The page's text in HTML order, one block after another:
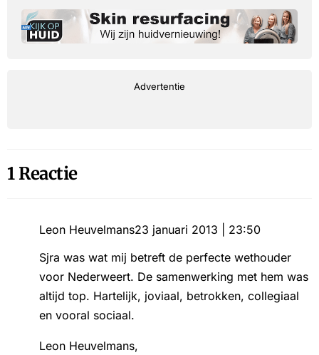
Advertentie
1 Reactie
Leon Heuvelmans23 januari 2013 | 23:50
Sjra was wat mij betreft de perfecte wethouder
voor Nederweert. De samenwerking met hem was
altijd top. Hartelijk, joviaal, betrokken, collegiaal
en vooral sociaal.
Leon Heuvelmans,